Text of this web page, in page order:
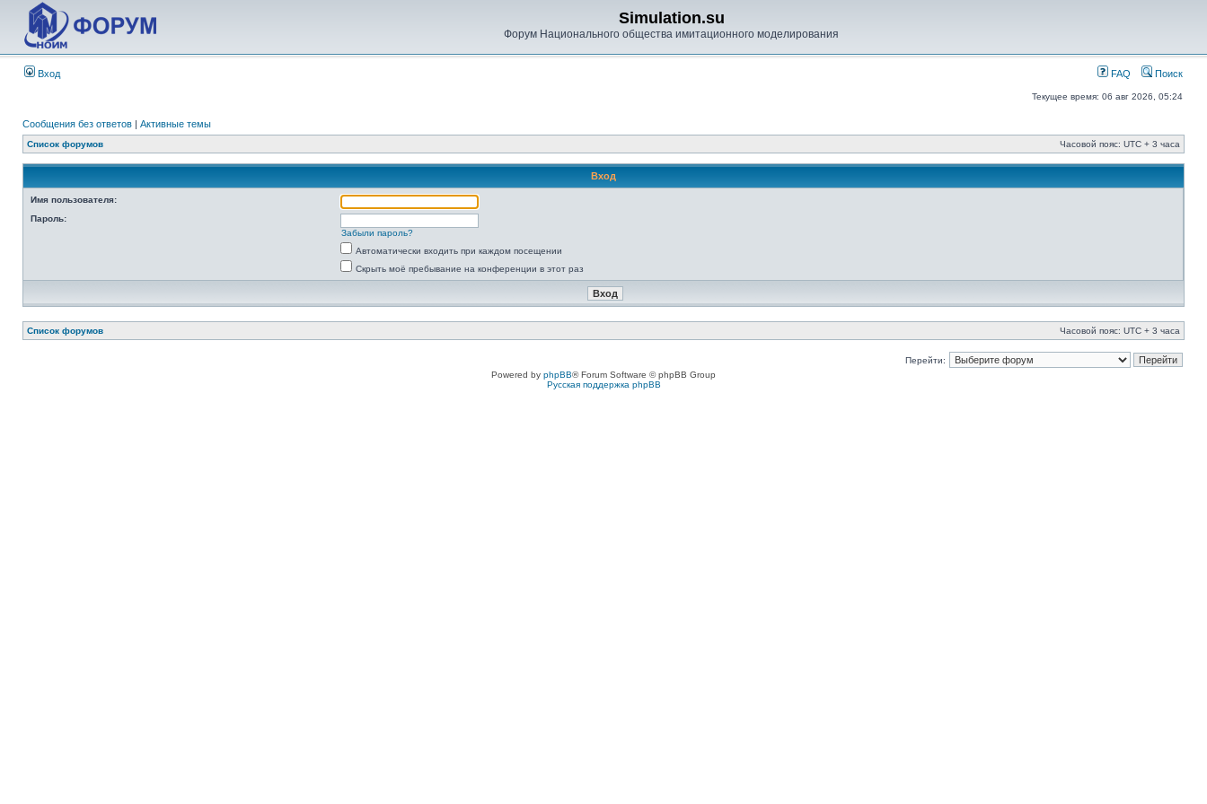
Simulation.su
Форум Национального общества имитационного моделирования
Вход FAQ Поиск
Текущее время: 06 авг 2026, 05:24
Сообщения без ответов | Активные темы
Список форумов Часовой пояс: UTC + 3 часа
Вход
Имя пользователя:
Пароль:
Забыли пароль?
Автоматически входить при каждом посещении
Скрыть моё пребывание на конференции в этот раз
Список форумов Часовой пояс: UTC + 3 часа
Перейти:
Powered by phpBB® Forum Software © phpBB Group
Русская поддержка phpBB